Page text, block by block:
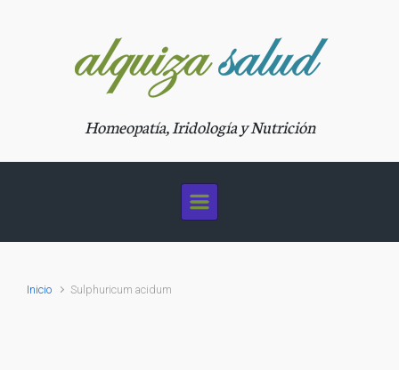
Homeopatía, Iridología y Nutrición
Inicio Sulphuricum acidum